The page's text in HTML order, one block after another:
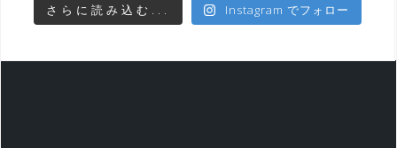
さらに読み込む... Instagram でフォロー